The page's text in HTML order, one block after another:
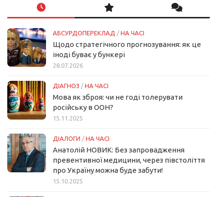
АБСУРДОПЕРЕКЛАД / НА ЧАСІ
Щодо стратегічного прогнозування: як це
іноді буває у бункері
28.07.2026
ДІАГНОЗ / НА ЧАСІ
Мова як зброя: чи не годі толерувати
російську в ООН?
15.11.2025
ДІАЛОГИ / НА ЧАСІ
Анатолій НОВИК: Без запровадження
превентивної медицини, через півстоліття
про Україну можна буде забути!
15.10.2025